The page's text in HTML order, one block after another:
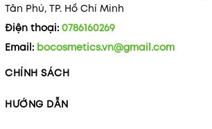
Tân Phú, TP. Hồ Chí Minh
Điện thoại: 0786160269
Email: bocosmetics.vn@gmail.com
CHÍNH SÁCH
HƯỚNG DẪN